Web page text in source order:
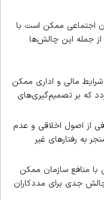
اجتماعی ممکن است با
جمله این چالش‌ها
شرایط مالی و اداری ممکن
که بر تصمیم‌گیری‌های
از اصول اخلاقی و عدم
به رفتارهای غیر
با منافع سازمان ممکن
جدی برای مددکاران